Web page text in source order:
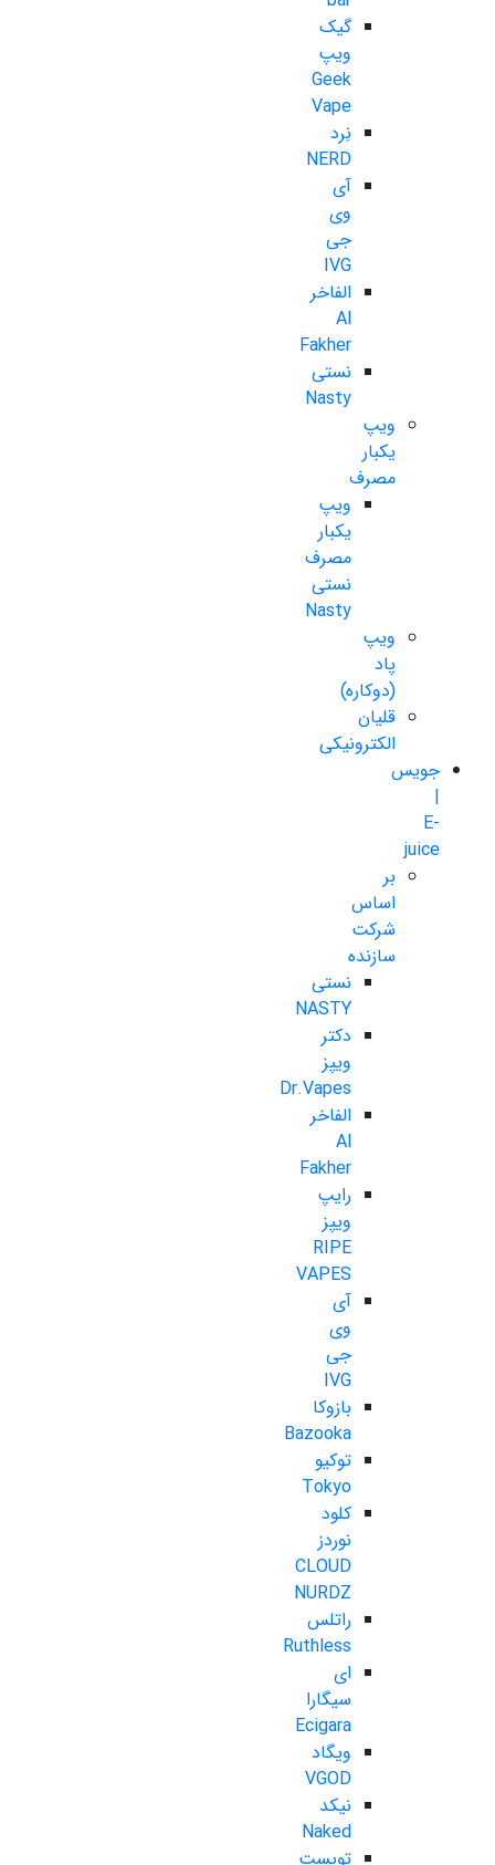
گیک
ویپ
Geek
Vape
نِرد
NERD
آی
وی
جی
IVG
الفاخر
Al
Fakher
نستی
Nasty
ویپ
یکبار
مصرف
ویپ
یکبار
مصرف
نستی
Nasty
ویپ
پاد
(دوکاره)
قلیان
الکترونیکی
جویس
|
E-
juice
بر
اساس
شرکت
سازنده
نستی
NASTY
دکتر
ویپز
Dr.Vapes
الفاخر
Al
Fakher
رایپ
ویپز
RIPE
VAPES
آی
وی
جی
IVG
بازوکا
Bazooka
توکیو
Tokyo
کلود
نوردز
CLOUD
NURDZ
راتلس
Ruthless
ای
سیگارا
Ecigara
ویگاد
VGOD
نیکد
Naked
تویست